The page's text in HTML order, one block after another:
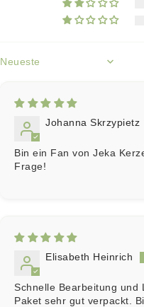
Sort by
Johanna Skrzypietz
Bin ein Fan von Jeka
Frage!
Elisabeth Heinrich
Schnelle Bearbeitung und
Paket sehr gut verpackt.